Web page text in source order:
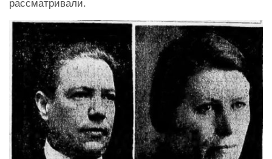
рассматривали.